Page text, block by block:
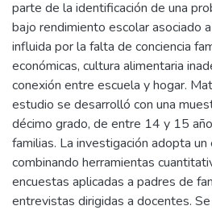
parte de la identificación de una
bajo rendimiento escolar asociado
influida por la falta de conciencia
económicas, cultura alimentaria
conexión entre escuela y hogar.
estudio se desarrolló con una
décimo grado, de entre 14 y 15
familias. La investigación adopta
combinando herramientas
encuestas aplicadas a padres de
entrevistas dirigidas a docentes.